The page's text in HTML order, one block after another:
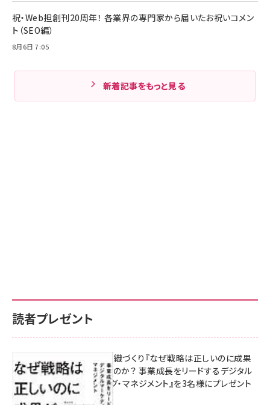
祝・Web担創刊20周年！ 各業界の専門家から届いたお祝いコメン
ト（SEO編）
8月6日 7:05
新着記事をもっと見る
読者プレゼント
成果を生む組織づくり『なぜ戦略は正しいのに成果
があがらないのか？ 事業成長をリードするデジタル
マーケティング・マネジメント』を3名様にプレゼント
8月7日 10:00